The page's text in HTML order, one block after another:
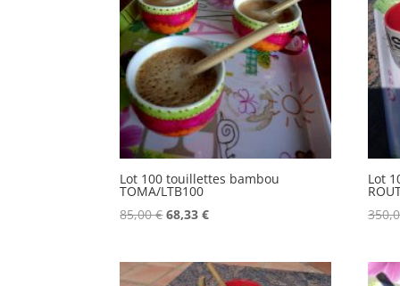
Lot 100 touillettes bambou
TOMA/LTB100
85,00€Le
était :
68,33€Le
est :
Lot